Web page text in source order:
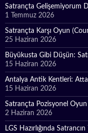
Satrançta Gelişemiyorum
1 Temmuz 2026
Satrançta Karşı Oyun
25 Haziran 2026
Büyükusta Gibi Düşün:
15 Haziran 2026
Antalya Antik Kentleri:
15 Haziran 2026
Satrançta Pozisyonel
2 Haziran 2026
LGS Hazırlığında